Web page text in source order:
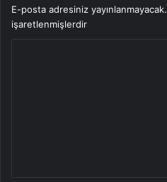
E-posta adresiniz yayınlanmayacak.
işaretlenmişlerdir